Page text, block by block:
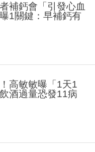
補鈣會「引發心血
1關鍵：早補鈣有
高敏敏曝「1天1
酒過量恐發11病